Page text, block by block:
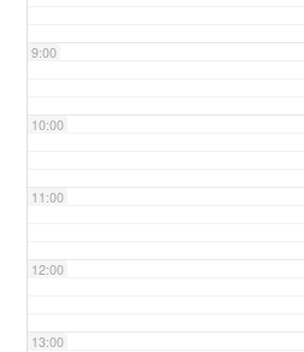
9:00
10:00
11:00
12:00
13:00